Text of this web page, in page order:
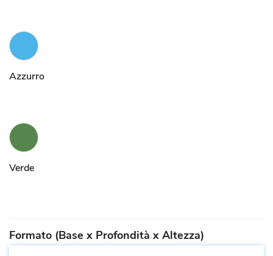
Azzurro
Verde
Formato (Base x Profondità x Altezza)